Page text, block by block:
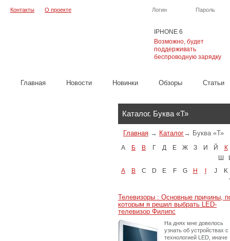
IPHONE 6
Возможно, будет
поддерживать
беспроводную зарядку
Логин Пароль
Контакты О проекте
Главная Новости Новинки Обзоры Cтатьи
Каталог. Буква «Т»
Главная → Каталог→ Буква «Т»
А Б В Г Д Е Ж З И Й
К
Ш
A
B C D E F G H J
K
Телевизоры : Основные причины,
которым я решил выбрать LED-
телевизор Филипс
На днях мне довелось
узнать об устройствах с
технологией LED, иначе